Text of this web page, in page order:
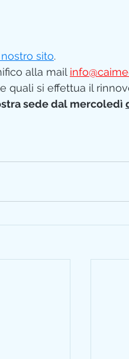
sito.
alla mail
quali si effettua il
sede dal mercoledì